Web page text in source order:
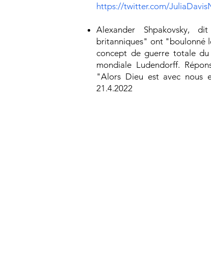
https://twitter.com/
Alexander Shpakovsky,
britanniques" ont "boulonné
concept de guerre totale
mondiale Ludendorff.
"Alors Dieu est avec nous
21.4.2022